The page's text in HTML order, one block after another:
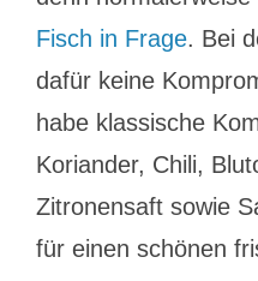
Fisch in Frage. Bei
dafür keine
habe klassische
Koriander, Chili,
Zitronensaft sowie
für einen schönen